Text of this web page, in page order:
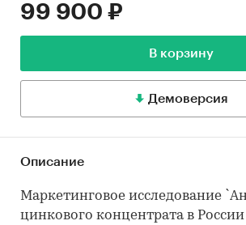
99 900 ₽
В корзину
Демоверсия
Описание
Маркетинговое исследование
цинкового концентрата в России